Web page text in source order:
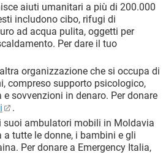
aiuti umanitari a più di 200.000
includono cibo, rifugi di
ad acqua pulita, oggetti per
Per dare il tuo
organizzazione che si occupa di
compreso supporto psicologico,
e sovvenzioni in denaro. Per donare
.
suoi ambulatori mobili in Moldavia
tutte le donne, i bambini e gli
Per donare a Emergency Italia,